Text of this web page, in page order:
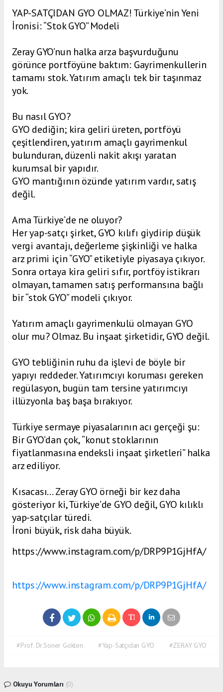
YAP-SATÇIDAN GYO OLMAZ! Türkiye’nin Yeni
İronisi: “Stok GYO” Modeli
Zeray GYO’nun halka arza başvurduğunu
görünce portföyüne baktım: Gayrimenkullerin
tamamı stok. Yatırım amaçlı tek bir taşınmaz
yok.
Bu nasıl GYO?
GYO dediğin; kira geliri üreten, portföyü
çeşitlendiren, yatırım amaçlı gayrimenkul
bulunduran, düzenli nakit akışı yaratan
kurumsal bir yapıdır.
GYO mantığının özünde yatırım vardır, satış
değil.
Ama Türkiye’de ne oluyor?
Her yap-satçı şirket, GYO kılıfı giydirip düşük
vergi avantajı, değerleme şişkinliği ve halka
arz primi için “GYO” etiketiyle piyasaya çıkıyor.
Sonra ortaya kira geliri sıfır, portföy istikrarı
olmayan, tamamen satış performansına bağlı
bir “stok GYO” modeli çıkıyor.
Yatırım amaçlı gayrimenkulü olmayan GYO
olur mu? Olmaz. Bu inşaat şirketidir, GYO değil.
GYO tebliğinin ruhu da işlevi de böyle bir
yapıyı reddeder. Yatırımcıyı koruması gereken
regülasyon, bugün tam tersine yatırımcıyı
illüzyonla baş başa bırakıyor.
Türkiye sermaye piyasalarının acı gerçeği şu:
Bir GYO’dan çok, “konut stoklarının
fiyatlanmasına endeksli inşaat şirketleri” halka
arz ediliyor.
Kısacası… Zeray GYO örneği bir kez daha
gösteriyor ki, Türkiye’de GYO değil, GYO kılıklı
yap-satçılar türedi.
İroni büyük, risk daha büyük.
https://www.instagram.com/p/DRP9P1GjHfA/
https://www.instagram.com/p/DRP9P1GjHfA/
#Prof. Dr.Soner Gökten #Yap-Satçıdan GYO #ZERAY GYO
Okuyu Yorumları (0)